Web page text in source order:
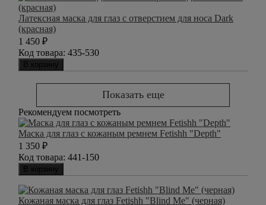
Латексная маска для глаз с отверстием для носа Dark
(красная)
1 450 ₽
Код товара: 435-530
В корзину
Показать еще
Рекомендуем посмотреть
Маска для глаз с кожаным ремнем Fetishh "Depth"
1 350 ₽
Код товара: 441-150
В корзину
Кожаная маска для глаз Fetishh "Blind Me" (черная)